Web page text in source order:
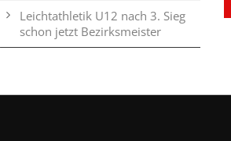
Leichtathletik U12 nach 3. Sieg
schon jetzt Bezirksmeister